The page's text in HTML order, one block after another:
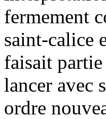
fermement
saint-calice
faisait
lancer avec
ordre